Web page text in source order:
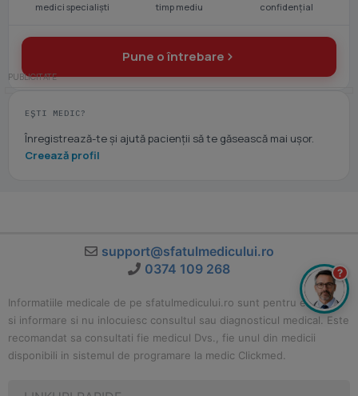
medici specialiști timp mediu confidențial
Pune o întrebare
EȘTI MEDIC?
Înregistrează-te și ajută pacienții să te găsească mai ușor.
Creează profil
support@sfatulmedicului.ro
0374 109 268
Informatiile medicale de pe sfatulmedicului.ro sunt pentru educatie
si informare si nu inlocuiesc consultul sau diagnosticul medical. Este
recomandat sa consultati fie medicul Dvs., fie unul din medicii
disponibili in sistemul de programare la medic Clickmed.
?